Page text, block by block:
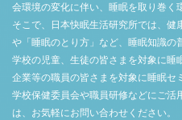
会環境の変化に伴い、睡眠を取り巻く
そこで、日本快眠生活研究所では、健
や「睡眠のとり方」など、睡眠知識の
学校の児童、生徒の皆さまを対象に睡
企業等の職員の皆さまを対象に睡眠セ
学校保健委員会や職員研修などにご
は、お気軽にお問い合わせください。